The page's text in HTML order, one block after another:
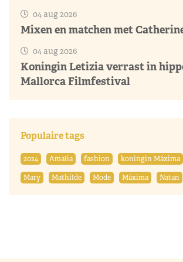
04 aug 2026
Mixen en matchen met
04 aug 2026
Koningin Letizia verrast in
Mallorca Filmfestival
Populaire tags
2024 Amalia fashion koningin Máxima
Mary
Mathilde Mode Máxima Natan